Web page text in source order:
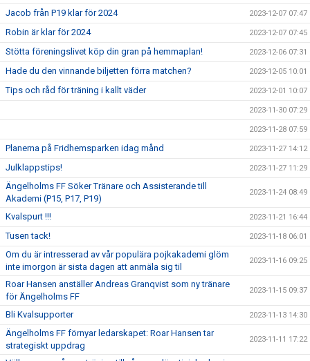
Jacob från P19 klar för 2024 2023-12-07 07:47
Robin är klar för 2024 2023-12-07 07:45
Stötta föreningslivet köp din gran på hemmaplan! 2023-12-06 07:31
Hade du den vinnande biljetten förra matchen? 2023-12-05 10:01
Tips och råd för träning i kallt väder 2023-12-01 10:07
2023-11-30 07:29
2023-11-28 07:59
Planerna på Fridhemsparken idag månd 2023-11-27 14:12
Julklappstips! 2023-11-27 11:29
Ängelholms FF Söker Tränare och Assisterande till
Akademi (P15, P17, P19)
2023-11-24 08:49
Kvalspurt !!! 2023-11-21 16:44
Tusen tack! 2023-11-18 06:01
Om du är intresserad av vår populära pojkakademi glöm
inte imorgon är sista dagen att anmäla sig til
2023-11-16 09:25
Roar Hansen anställer Andreas Granqvist som ny tränare
för Ängelholms FF
2023-11-15 09:37
Bli Kvalsupporter 2023-11-13 14:30
Ängelholms FF förnyar ledarskapet: Roar Hansen tar
strategiskt uppdrag
2023-11-11 17:22